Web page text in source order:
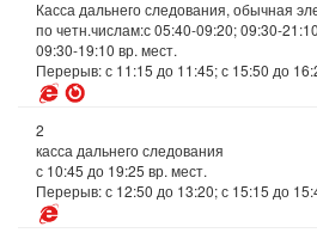
Касса дальнего следования, обычная
по четн.числам:с 05:40-09:20; 09:30-
09:30-19:10 вр. мест.
Перерыв: с 11:15 до 11:45; с 15:50 до
2
касса дальнего следования
с 10:45 до 19:25 вр. мест.
Перерыв: с 12:50 до 13:20; с 15:15 до